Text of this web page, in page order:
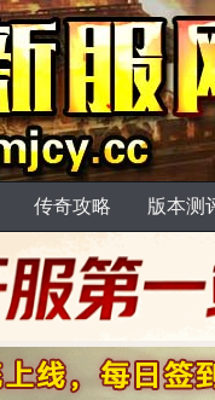
传奇攻略 版本测